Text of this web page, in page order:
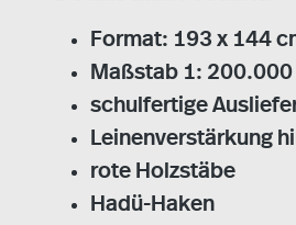
Format: 193 x 144
Maßstab 1: 200.000
schulfertige
Leinenverstärkung
rote Holzstäbe
Hadü-Haken